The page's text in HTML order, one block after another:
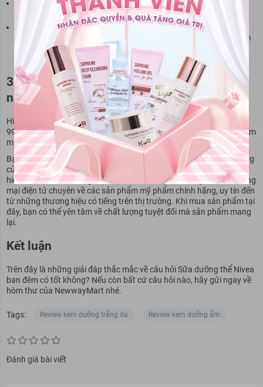
Sữa dưỡng thể Nivea dưỡng trắng chuyên sâu ban đêm có khả
năng dưỡng trắng ở mức ổn định, không quá xuất sắc.
Sản phẩm này vẫn có chứa các thành phần như paraben và
silicon. Vì vậy, nếu bạn có da nhạy cảm, hãy lưu ý khi sử dụng sản
phẩm và kiểm tra thành phần trước khi sử dụng để đảm bảo an
toàn cho da của bạn.
3. Sữa dưỡng thể Nivea ban đêm giá bao
nhiêu? Mua ở đâu?
Hiện giờ, Sữa dưỡng thể Nivea ban đêm đang được bán với giá
99.000 - 150.000/lọ. Tuy nhiên, giá này có thể thay đổi ở các địa điểm
mua hàng khác nhau.
Bạn có thể mua Sữa dưỡng thể Nivea ban đêm chính hãng tại những
cửa hàng mỹ phẩm chính hãng, trang web chính thức của thương
hiệu học tại sàn thương mại điện tử NewwayMart. Đây là sàn thương
mại điện tử chuyên về các sản phẩm mỹ phẩm chính hãng, uy tín đến
từ những thương hiệu có tiếng trên thị trường. Khi mua sản phẩm tại
đây, bạn có thể yên tâm về chất lượng tuyệt đối mà sản phẩm mang
lại.
Kết luận
Trên đây là những giải đáp thắc mắc về câu hỏi Sữa dưỡng thể Nivea
ban đêm có tốt không? Nếu còn bất cứ câu hỏi nào, hãy gửi ngay về
hòm thư của NewwayMart nhé.
Tags: Review kem dưỡng trắng da Review kem dưỡng ẩm
Đánh giá bài viết